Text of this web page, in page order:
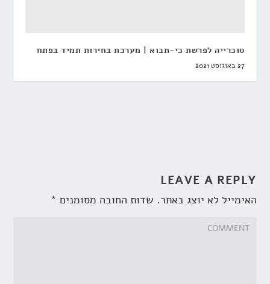
סוכרייה לפרשת כי-תבוא | מערכת בחירות תמיד בפתח
27 באוגוסט 2021
LEAVE A REPLY
האימייל לא יוצג באתר. שדות החובה מסומנים *